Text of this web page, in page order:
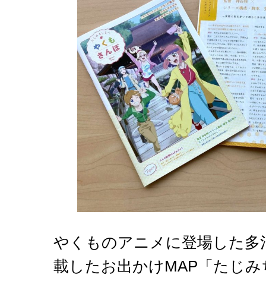
やくものアニメに登場した
載したお出かけMAP「たじ